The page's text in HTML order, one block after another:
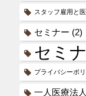
スタッフ雇用と
セミナー (2)
セミ
プライバシーポ
一人医療法人